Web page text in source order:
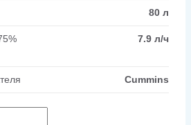
80 л
7.9 л/ч
Cummins